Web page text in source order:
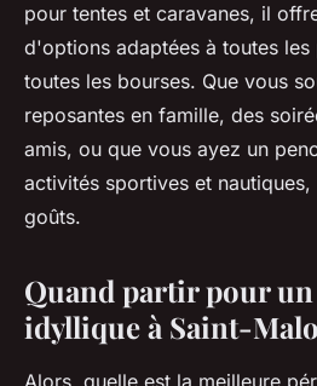
pour tentes et caravanes, il
d'options adaptées à toutes les
toutes les bourses. Que vous
reposantes en famille, des
amis, ou que vous ayez un
activités sportives et
goûts.
Quand partir pour
idyllique à Saint-